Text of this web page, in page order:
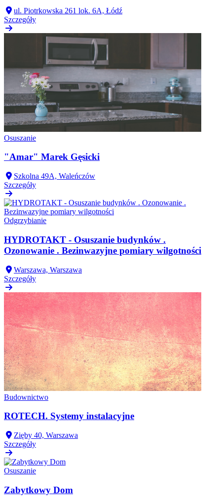
ul. Piotrkowska 261 lok. 6A, Łódź
Szczegóły
Osuszanie
"Amar" Marek Gęsicki
Szkolna 49A, Waleńczów
Szczegóły
Odgrzybianie
HYDROTAKT - Osuszanie budynków .
Ozonowanie . Bezinwazyjne pomiary wilgotności
Warszawa, Warszawa
Szczegóły
Budownictwo
ROTECH. Systemy instalacyjne
Zięby 40, Warszawa
Szczegóły
Osuszanie
Zabytkowy Dom